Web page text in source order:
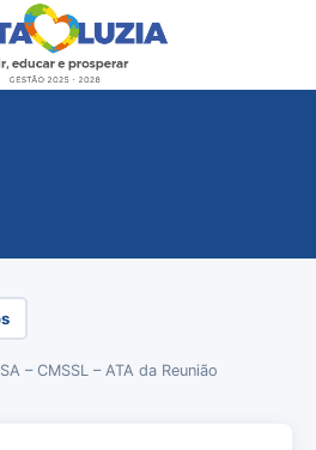
– CMSSL – ATA da Reunião